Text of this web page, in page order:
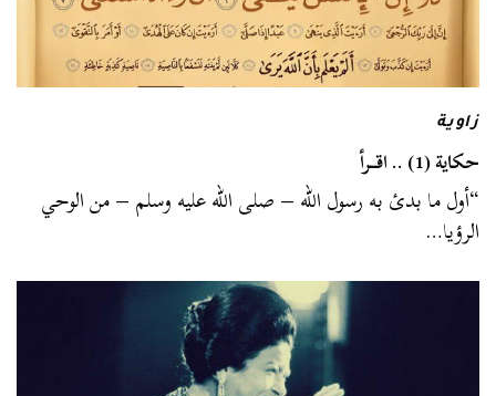
زاوية
حكاية (1) .. اقــرأ
“أول ما بدئ به رسول الله – صلى الله عليه وسلم – من الوحي
الرؤيا…